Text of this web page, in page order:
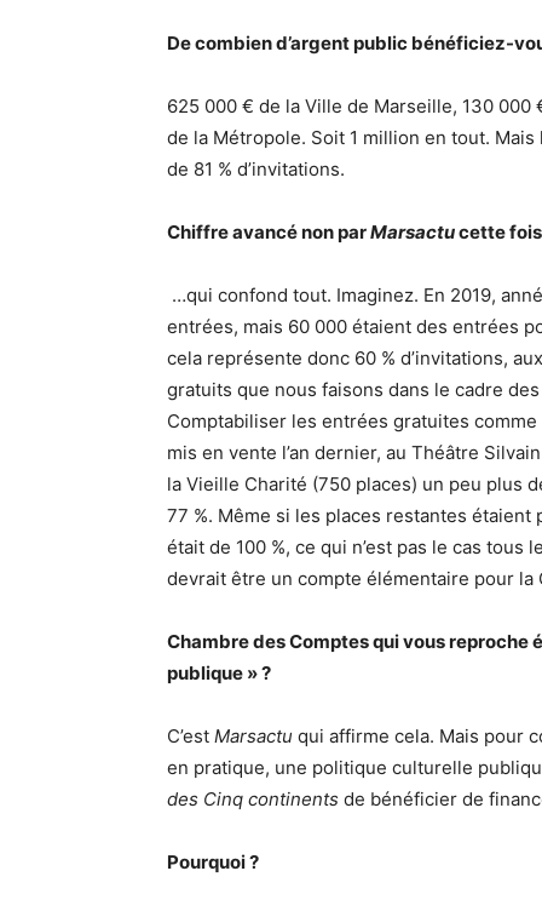
De combien d’argent public bénéficiez-
625 000 € de la Ville de Marseille, 130
de la Métropole. Soit 1 million en tout.
de 81 % d’invitations.
Chiffre avancé non parMarsactucette
…qui confond tout. Imaginez. En 2019,
entrées, mais 60 000 étaient des entrées
cela représente donc 60 % d’invitations,
gratuits que nous faisons dans le cadre
Comptabiliser les entrées gratuites
mis en vente l’an dernier, au Théâtre
la Vieille Charité (750 places) un peu plus
77 %. Même si les places restantes
était de 100 %, ce qui n’est pas le cas
devrait être un compte élémentaire pour
Chambre des Comptes qui vous reproche
publique » ?
C’est Marsactu qui affirme cela. Mais pour
en pratique, une politique culturelle
des Cinq continents de bénéficier de
Pourquoi ?